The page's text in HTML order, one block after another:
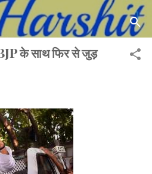
main content
के साथ फिर से जुड़